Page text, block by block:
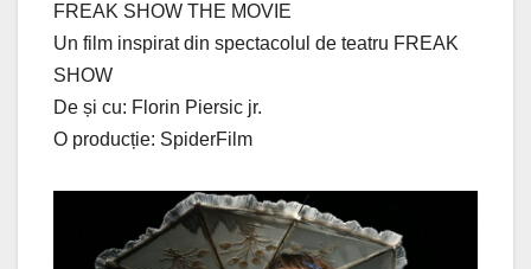
FREAK SHOW THE MOVIE
Un film inspirat din spectacolul de teatru FREAK
SHOW
De și cu: Florin Piersic jr.
O producție: SpiderFilm